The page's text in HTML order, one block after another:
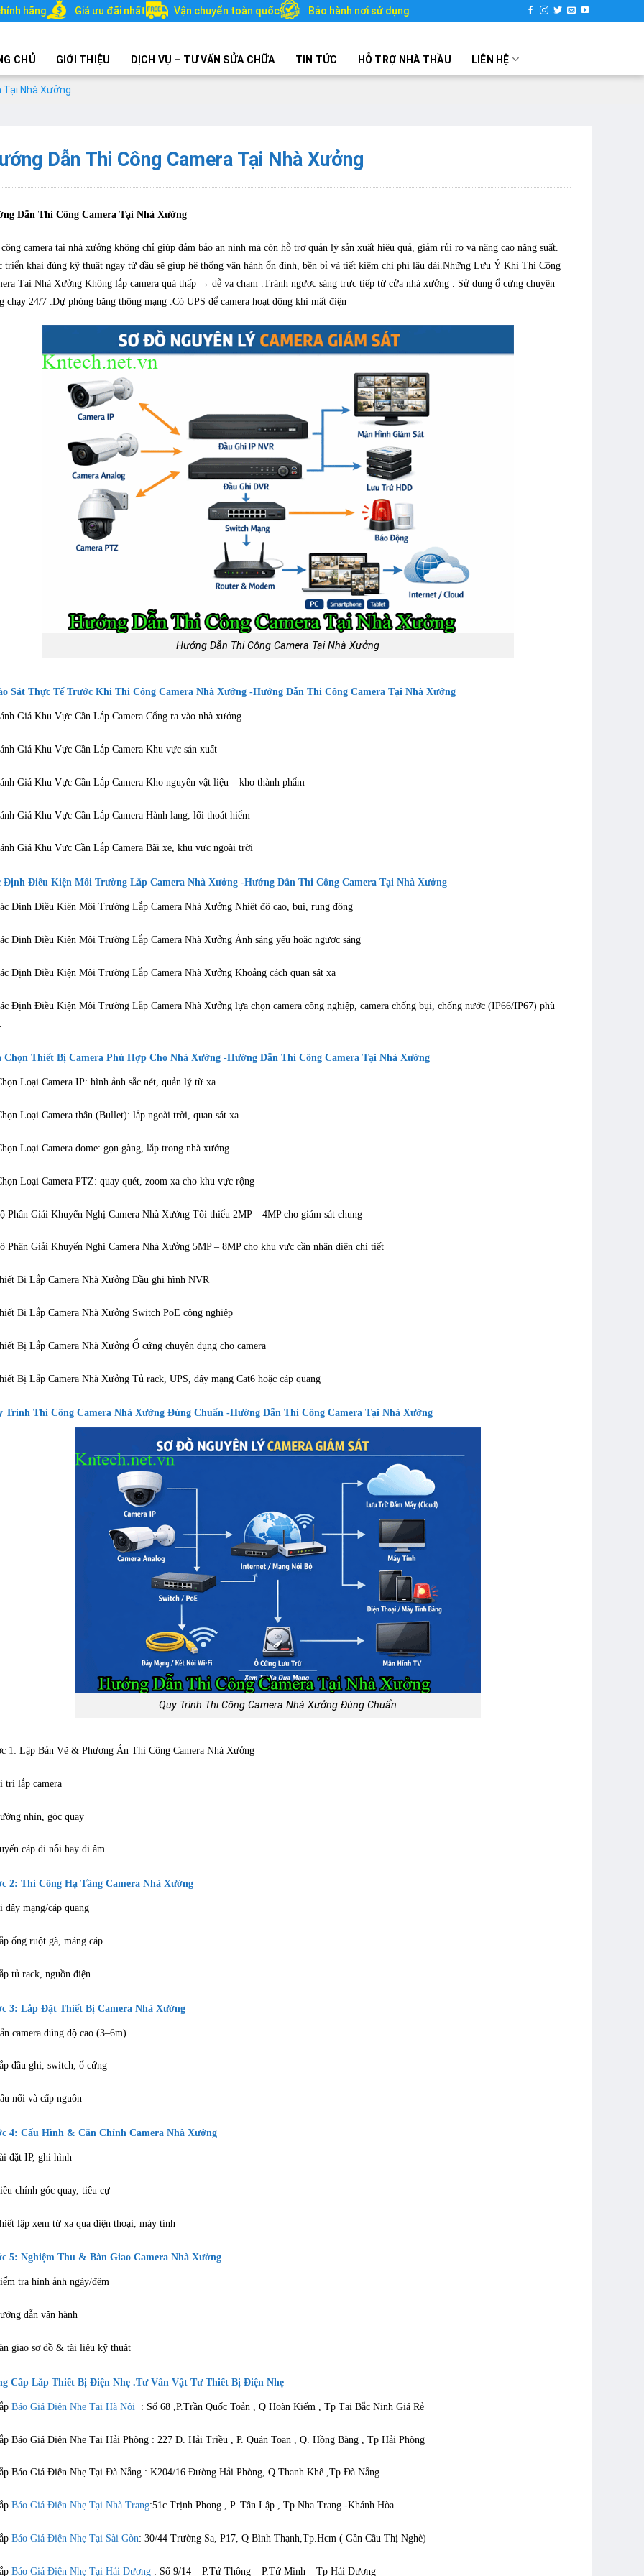
hãng Giá ưu đãi nhất Vận chuyển toàn quốc Bảo hành nơi sử dụng
CHỦ GIỚI THIỆU DỊCH VỤ – TƯ VẤN SỬA CHỮA TIN TỨC HỖ TRỢ NHÀ THẦU LIÊN HỆ
Tại Nhà Xưởng
Dẫn Thi Công Camera Tại Nhà Xưởng
Dẫn Thi Công Camera Tại Nhà Xưởng
camera tại nhà xưởng không chỉ giúp đảm bảo an ninh mà còn hỗ trợ quản lý sản xuất hiệu quả, giảm rủi ro và nâng cao năng suất.
triển khai đúng kỹ thuật ngay từ đầu sẽ giúp hệ thống vận hành ổn định, bền bỉ và tiết kiệm chi phí lâu dài.Những Lưu Ý Khi Thi Công
Tại Nhà Xưởng Không lắp camera quá thấp → dễ va chạm .Tránh ngược sáng trực tiếp từ cửa nhà xưởng . Sử dụng ổ cứng chuyên
chạy 24/7 .Dự phòng băng thông mạng .Có UPS để camera hoạt động khi mất điện
Hướng Dẫn Thi Công Camera Tại Nhà Xưởng
Sát Thực Tế Trước Khi Thi Công Camera Nhà Xưởng -Hướng Dẫn Thi Công Camera Tại Nhà Xưởng
Giá Khu Vực Cần Lắp Camera Cổng ra vào nhà xưởng
Giá Khu Vực Cần Lắp Camera Khu vực sản xuất
Giá Khu Vực Cần Lắp Camera Kho nguyên vật liệu – kho thành phẩm
Giá Khu Vực Cần Lắp Camera Hành lang, lối thoát hiểm
Giá Khu Vực Cần Lắp Camera Bãi xe, khu vực ngoài trời
Định Điều Kiện Môi Trường Lắp Camera Nhà Xưởng -Hướng Dẫn Thi Công Camera Tại Nhà Xưởng
Định Điều Kiện Môi Trường Lắp Camera Nhà Xưởng Nhiệt độ cao, bụi, rung động
Định Điều Kiện Môi Trường Lắp Camera Nhà Xưởng Ánh sáng yếu hoặc ngược sáng
Định Điều Kiện Môi Trường Lắp Camera Nhà Xưởng Khoảng cách quan sát xa
Định Điều Kiện Môi Trường Lắp Camera Nhà Xưởng lựa chọn camera công nghiệp, camera chống bụi, chống nước (IP66/IP67) phù
Chọn Thiết Bị Camera Phù Hợp Cho Nhà Xưởng -Hướng Dẫn Thi Công Camera Tại Nhà Xưởng
Loại Camera IP: hình ảnh sắc nét, quản lý từ xa
Loại Camera thân (Bullet): lắp ngoài trời, quan sát xa
Loại Camera dome: gọn gàng, lắp trong nhà xưởng
Loại Camera PTZ: quay quét, zoom xa cho khu vực rộng
Phân Giải Khuyến Nghị Camera Nhà Xưởng Tối thiểu 2MP – 4MP cho giám sát chung
Phân Giải Khuyến Nghị Camera Nhà Xưởng 5MP – 8MP cho khu vực cần nhận diện chi tiết
Bị Lắp Camera Nhà Xưởng Đầu ghi hình NVR
Bị Lắp Camera Nhà Xưởng Switch PoE công nghiệp
Bị Lắp Camera Nhà Xưởng Ổ cứng chuyên dụng cho camera
Bị Lắp Camera Nhà Xưởng Tủ rack, UPS, dây mạng Cat6 hoặc cáp quang
Trình Thi Công Camera Nhà Xưởng Đúng Chuẩn -Hướng Dẫn Thi Công Camera Tại Nhà Xưởng
Quy Trình Thi Công Camera Nhà Xưởng Đúng Chuẩn
1: Lập Bản Vẽ & Phương Án Thi Công Camera Nhà Xưởng
trí lắp camera
nhìn, góc quay
cáp đi nổi hay đi âm
2: Thi Công Hạ Tầng Camera Nhà Xưởng
dây mạng/cáp quang
ống ruột gà, máng cáp
tủ rack, nguồn điện
3: Lắp Đặt Thiết Bị Camera Nhà Xưởng
camera đúng độ cao (3–6m)
đầu ghi, switch, ổ cứng
nối và cấp nguồn
4: Cấu Hình & Căn Chỉnh Camera Nhà Xưởng
đặt IP, ghi hình
chỉnh góc quay, tiêu cự
lập xem từ xa qua điện thoại, máy tính
5: Nghiệm Thu & Bàn Giao Camera Nhà Xưởng
tra hình ảnh ngày/đêm
dẫn vận hành
giao sơ đồ & tài liệu kỹ thuật
Cấp Lắp Thiết Bị Điện Nhẹ .Tư Vấn Vật Tư Thiết Bị Điện Nhẹ
Báo Giá Điện Nhẹ Tại Hà Nội : Số 68 ,P.Trần Quốc Toản , Q Hoàn Kiếm , Tp Tại Bắc Ninh Giá Rẻ
Báo Giá Điện Nhẹ Tại Hải Phòng : 227 Đ. Hải Triều , P. Quán Toan , Q. Hồng Bàng , Tp Hải Phòng
Báo Giá Điện Nhẹ Tại Đà Nẵng : K204/16 Đường Hải Phòng, Q.Thanh Khê ,Tp.Đà Nẵng
Báo Giá Điện Nhẹ Tại Nhà Trang:51c Trịnh Phong , P. Tân Lập , Tp Nha Trang -Khánh Hòa
Báo Giá Điện Nhẹ Tại Sài Gòn: 30/44 Trường Sa, P17, Q Bình Thạnh,Tp.Hcm ( Gần Cầu Thị Nghè)
Báo Giá Điện Nhẹ Tại Hải Dương : Số 9/14 – P.Tứ Thông – P.Tứ Minh – Tp Hải Dương